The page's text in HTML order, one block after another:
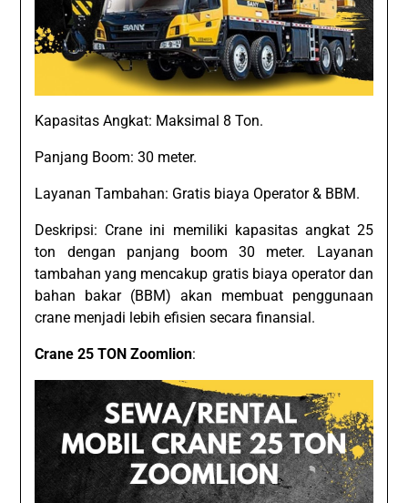
Kapasitas Angkat: Maksimal 8 Ton.
Panjang Boom: 30 meter.
Layanan Tambahan: Gratis biaya Operator & BBM.
Deskripsi: Crane ini memiliki kapasitas angkat 25
ton dengan panjang boom 30 meter. Layanan
tambahan yang mencakup gratis biaya operator dan
bahan bakar (BBM) akan membuat penggunaan
crane menjadi lebih efisien secara finansial.
Crane 25 TON Zoomlion: